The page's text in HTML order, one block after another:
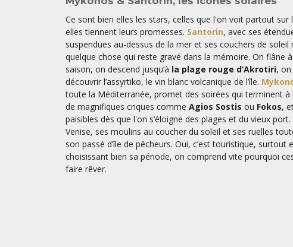
Ce sont bien elles les stars, celles que l'on voit partout sur
elles tiennent leurs promesses. Santorin, avec ses
suspendues au-dessus de la mer et ses couchers de
quelque chose qui reste gravé dans la mémoire. On flâne à
saison, on descend jusqu’à la plage rouge d’Akrotiri, on
découvrir l’assyrtiko, le vin blanc volcanique de l’île.
toute la Méditerranée, promet des soirées qui terminent à
de magnifiques criques comme Agios Sostis ou Fokos,
paisibles dès que l'on s’éloigne des plages et du vieux
Venise, ses moulins au coucher du soleil et ses ruelles
son passé d’île de pêcheurs. Oui, c’est touristique, surtout
choisissant bien sa période, on comprend vite pourquoi
faire rêver.